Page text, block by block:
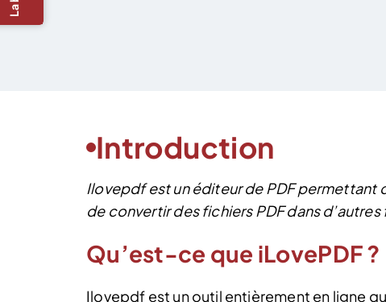
Introduction
Ilovepdf est un éditeur de PDF permettant
de convertir des fichiers PDF dans d’autres
Qu’est-ce que iLovePDF ?
Ilovepdf est un outil entièrement en ligne